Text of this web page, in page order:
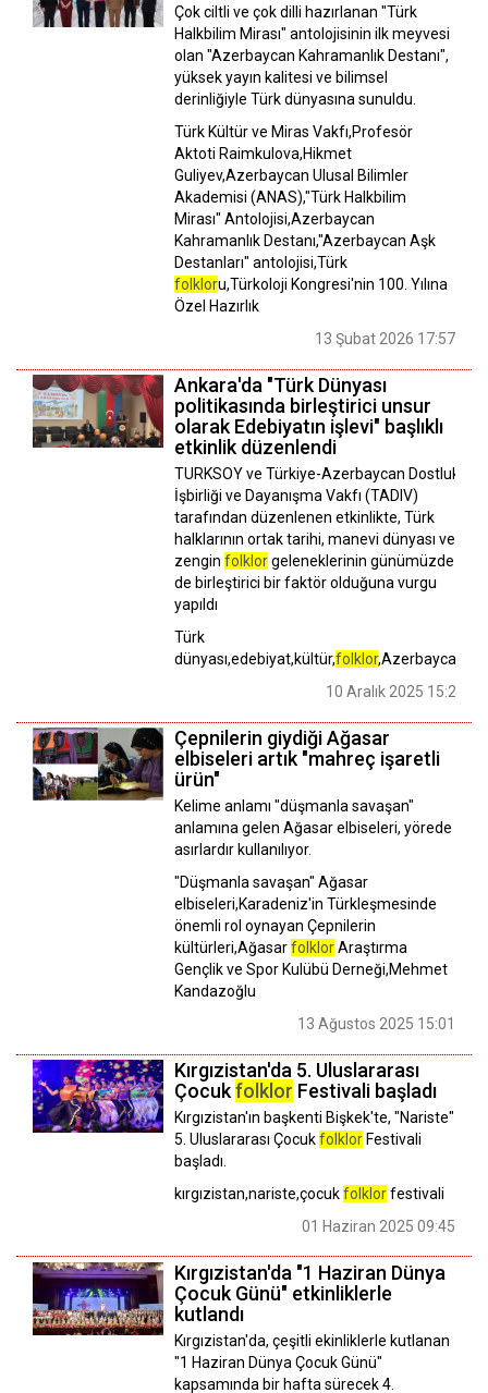
Çok ciltli ve çok dilli hazırlanan "Türk
Halkbilim Mirası" antolojisinin ilk meyvesi
olan "Azerbaycan Kahramanlık Destanı",
yüksek yayın kalitesi ve bilimsel
derinliğiyle Türk dünyasına sunuldu.
Türk Kültür ve Miras Vakfı,Profesör
Aktoti Raimkulova,Hikmet
Guliyev,Azerbaycan Ulusal Bilimler
Akademisi (ANAS),"Türk Halkbilim
Mirası" Antolojisi,Azerbaycan
Kahramanlık Destanı,"Azerbaycan Aşk
Destanları" antolojisi,Türk
folkloru,Türkoloji Kongresi'nin 100. Yılına
Özel Hazırlık
13 Şubat 2026 17:57
Ankara'da "Türk Dünyası
politikasında birleştirici unsur
olarak Edebiyatın işlevi" başlıklı
etkinlik düzenlendi
TURKSOY ve Türkiye-Azerbaycan Dostluk,
İşbirliği ve Dayanışma Vakfı (TADIV)
tarafından düzenlenen etkinlikte, Türk
halklarının ortak tarihi, manevi dünyası ve
zengin folklorgeleneklerinin günümüzde
de birleştirici bir faktör olduğuna vurgu
yapıldı
Türk
dünyası,edebiyat,kültür,folklor,Azerbaycan
10 Aralık 2025 15:21
Çepnilerin giydiği Ağasar
elbiseleri artık "mahreç işaretli
ürün"
Kelime anlamı "düşmanla savaşan"
anlamına gelen Ağasar elbiseleri, yörede
asırlardır kullanılıyor.
"Düşmanla savaşan" Ağasar
elbiseleri,Karadeniz'in Türkleşmesinde
önemli rol oynayan Çepnilerin
kültürleri,AğasarfolklorAraştırma
Gençlik ve Spor Kulübü Derneği,Mehmet
Kandazoğlu
13 Ağustos 2025 15:01
Kırgızistan'da 5. Uluslararası
Çocukfolklor Festivali başladı
Kırgızistan'ın başkenti Bişkek'te, "Nariste"
5. Uluslararası Çocukfolklor Festivali
başladı.
kırgızistan,nariste,çocukfolklorfestivali
01 Haziran 2025 09:45
Kırgızistan'da "1 Haziran Dünya
Çocuk Günü" etkinliklerle
kutlandı
Kırgızistan'da, çeşitli ekinliklerle kutlanan
"1 Haziran Dünya Çocuk Günü"
kapsamında bir hafta sürecek 4.